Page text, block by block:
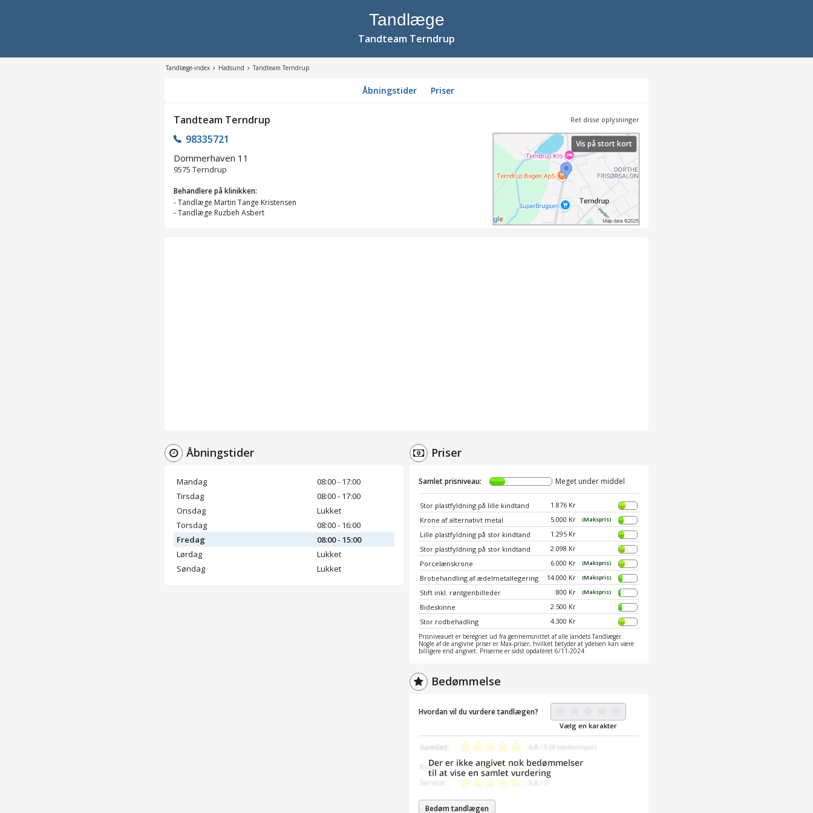
Tandlæge
Tandteam Terndrup
Tandlæge-index Hadsund Tandteam Terndrup
Åbningstider Priser
Tandteam Terndrup
98335721
Dommerhaven 11
9575 Terndrup
Behandlere på klinikken:
-Tandlæge Martin Tange Kristensen
-Tandlæge Ruzbeh Asbert
Ret disse oplysninger
Vis på stort kort
Åbningstider
Mandag
08:00 - 17:00
Tirsdag
08:00 - 17:00
Onsdag
Lukket
Torsdag
08:00 - 16:00
Fredag
08:00 - 15:00
Lørdag
Lukket
Søndag
Lukket
Priser
Samlet prisniveau: Meget under middel
Stor plastfyldning på lille kindtand
1.876 Kr
Krone af alternativt metal
5.000 Kr (Makspris)
Lille plastfyldning på stor kindtand
1.295 Kr
Stor plastfyldning på stor kindtand
2.098 Kr
Porcelænskrone
6.000 Kr (Makspris)
Brobehandling af ædelmetallegering 14.000 Kr (Makspris)
Stift inkl. røntgenbilleder 800 Kr (Makspris)
Bideskinne
2.500 Kr
Stor rodbehadling
4.300 Kr
Prisniveauet er beregnet ud fra gennemsnittet af alle landets Tandlæger.
Nogle af de angivne priser er Max-priser, hvilket betyder at ydelsen kan være
billigere end angivet. Priserne er sidst opdateret 6/11-2024
Bedømmelse
Hvordan vil du vurdere tandlægen?
Vælg en karakter
Bedøm tandlægen